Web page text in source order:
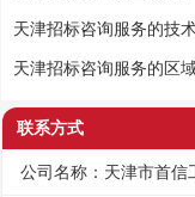
天津招标咨询服务的技
天津招标咨询服务的区
联系方式
公司名称：天津市首信